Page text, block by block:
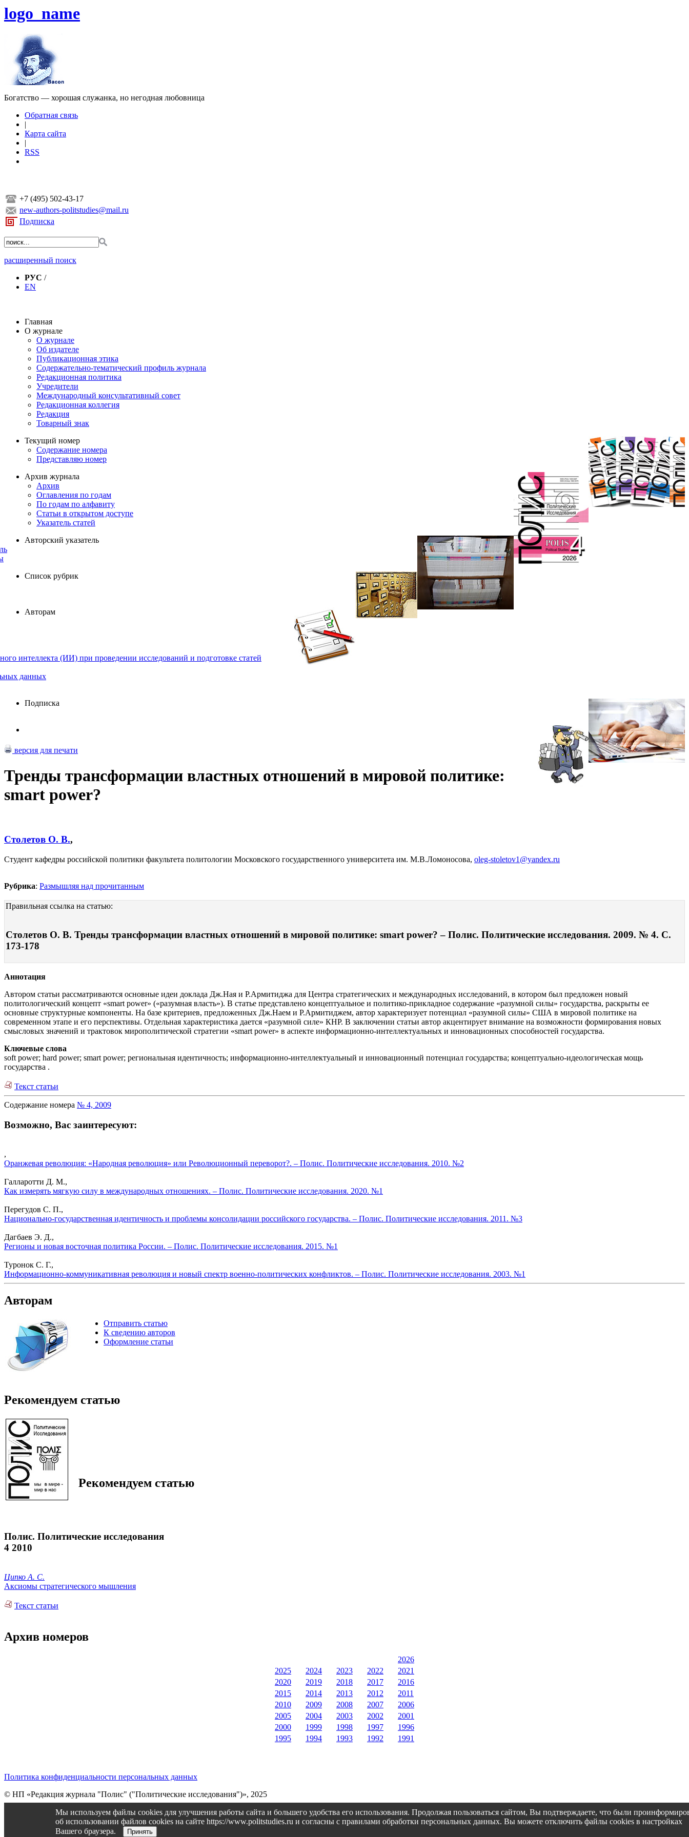
logo_name
Богатство — хорошая служанка, но негодная любовница
Обратная связь
|
Карта сайта
|
RSS
+7 (495) 502-43-17
new-authors-politstudies@mail.ru
Подписка
расширенный поиск
РУС /
EN
Главная
О журнале
О журнале
Об издателе
Публикационная этика
Содержательно-тематический профиль журнала
Редакционная политика
Учредители
Международный консультативный совет
Редакционная коллегия
Редакция
Товарный знак
Текущий номер
Содержание номера
Представляю номер
Архив журнала
Архив
Оглавления по годам
По годам по алфавиту
Статьи в открытом доступе
Указатель статей
Авторский указатель
Список рубрик
Авторам
интеллекта (ИИ) при проведении исследований и подготовке статей
данных
Подписка
версия для печати
Тренды трансформации властных отношений в мировой политике:
smart power?
Столетов О. В.,
Студент кафедры российской политики факультета политологии Московского государственного университета им. М.В.Ломоносова, oleg-stoletov1@yandex.ru
Рубрика: Размышляя над прочитанным
Правильная ссылка на статью:
Столетов О. В. Тренды трансформации властных отношений в мировой политике: smart power? – Полис. Политические исследования. 2009. № 4. С.
173-178
Аннотация
Автором статьи рассматриваются основные идеи доклада Дж.Ная и Р.Армитиджа для Центра стратегических и международных исследований, в котором был предложен новый
политологический концепт «smart power» («разумная власть»). В статье представлено концептуальное и политико-прикладное содержание «разумной силы» государства, раскрыты ее
основные структурные компоненты. На базе критериев, предложенных Дж.Наем и Р.Армитиджем, автор характеризует потенциал «разумной силы» США в мировой политике на
современном этапе и его перспективы. Отдельная характеристика дается «разумной силе» КНР. В заключении статьи автор акцентирует внимание на возможности формирования новых
смысловых значений и трактовок мирополитической стратегии «smart power» в аспекте информационно-интеллектуальных и инновационных способностей государства.
Ключевые слова
soft power; hard power; smart power; региональная идентичность; информационно-интеллектуальный и инновационный потенциал государства; концептуально-идеологическая мощь
государства .
Текст статьи
Содержание номера № 4, 2009
Возможно, Вас заинтересуют:
,
Оранжевая революция: «Народная революция» или Революционный переворот?. – Полис. Политические исследования. 2010. №2
Галларотти Д. М.,
Как измерять мягкую силу в международных отношениях. – Полис. Политические исследования. 2020. №1
Перегудов С. П.,
Национально-государственная идентичность и проблемы консолидации российского государства. – Полис. Политические исследования. 2011. №3
Дагбаев Э. Д.,
Регионы и новая восточная политика России. – Полис. Политические исследования. 2015. №1
Туронок С. Г.,
Информационно-коммуникативная революция и новый спектр военно-политических конфликтов. – Полис. Политические исследования. 2003. №1
Авторам
Отправить статью
К сведению авторов
Оформление статьи
Рекомендуем статью
Рекомендуем статью
Полис. Политические исследования
4 2010
Ципко А. С.
Аксиомы стратегического мышления
Текст статьи
Архив номеров
2026
2025
2024 2023 2022
2021
2020
2019 2018 2017
2016
2015
2014 2013 2012
2011
2010
2009 2008 2007
2006
2005
2004 2003 2002
2001
2000
1999 1998 1997
1996
1995
1994 1993 1992 1991
Политика конфиденциальности персональных данных
© НП «Редакция журнала "Полис" ("Политические исследования")», 2025
Cтарая версия сайтаМы используем файлы cookies для улучшения работы сайта и большего удобства его использования. Продолжая пользоваться сайтом, Вы подтверждаете, что были
об использовании файлов cookies на сайте https://www.politstudies.ru и согласны с правилами обработки персональных данных. Вы можете отключить файлы cookies в настройках
Вашего браузера.
Принять